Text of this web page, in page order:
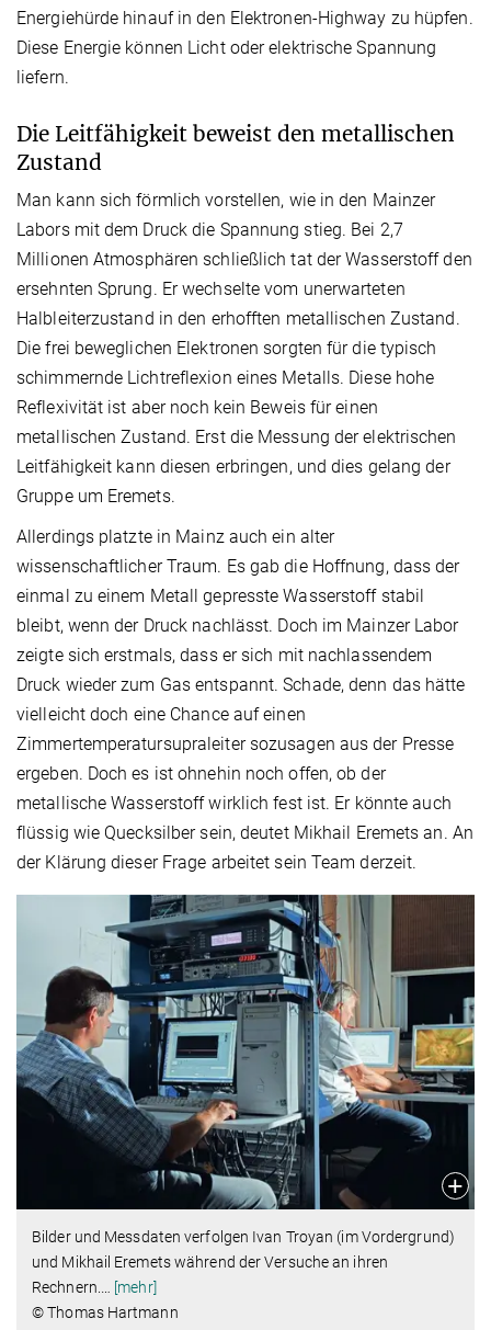
Energiehürde hinauf in den Elektronen-Highway zu hüpfen.
Diese Energie können Licht oder elektrische Spannung
liefern.
Die Leitfähigkeit beweist den metallischen
Zustand
Man kann sich förmlich vorstellen, wie in den Mainzer
Labors mit dem Druck die Spannung stieg. Bei 2,7
Millionen Atmosphären schließlich tat der Wasserstoff den
ersehnten Sprung. Er wechselte vom unerwarteten
Halbleiterzustand in den erhofften metallischen Zustand.
Die frei beweglichen Elektronen sorgten für die typisch
schimmernde Lichtreflexion eines Metalls. Diese hohe
Reflexivität ist aber noch kein Beweis für einen
metallischen Zustand. Erst die Messung der elektrischen
Leitfähigkeit kann diesen erbringen, und dies gelang der
Gruppe um Eremets.
Allerdings platzte in Mainz auch ein alter
wissenschaftlicher Traum. Es gab die Hoffnung, dass der
einmal zu einem Metall gepresste Wasserstoff stabil
bleibt, wenn der Druck nachlässt. Doch im Mainzer Labor
zeigte sich erstmals, dass er sich mit nachlassendem
Druck wieder zum Gas entspannt. Schade, denn das hätte
vielleicht doch eine Chance auf einen
Zimmertemperatursupraleiter sozusagen aus der Presse
ergeben. Doch es ist ohnehin noch offen, ob der
metallische Wasserstoff wirklich fest ist. Er könnte auch
flüssig wie Quecksilber sein, deutet Mikhail Eremets an. An
der Klärung dieser Frage arbeitet sein Team derzeit.
Bilder und Messdaten verfolgen Ivan Troyan (im Vordergrund)
und Mikhail Eremets während der Versuche an ihren
Rechnern.
[mehr]
© Thomas Hartmann